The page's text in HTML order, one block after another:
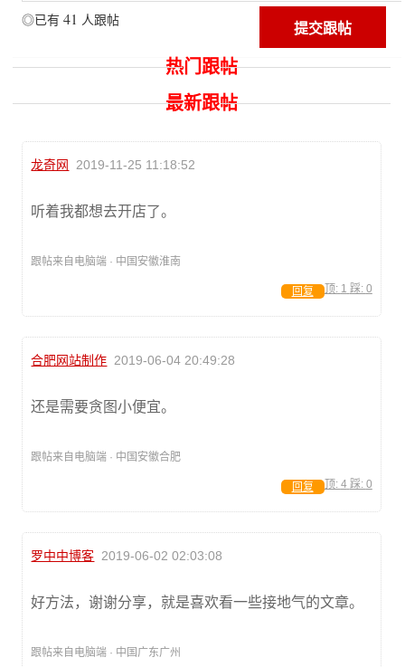
◎已有 41 人跟帖
热门跟帖
最新跟帖
龙奇网 2019-11-25 11:18:52
听着我都想去开店了。
跟帖来自电脑端 · 中国安徽淮南
顶: 1 踩: 0
回复
合肥网站制作 2019-06-04 20:49:28
还是需要贪图小便宜。
跟帖来自电脑端 · 中国安徽合肥
顶: 4 踩: 0
回复
罗中中博客 2019-06-02 02:03:08
好方法，谢谢分享，就是喜欢看一些接地气的文章。
跟帖来自电脑端 · 中国广东广州